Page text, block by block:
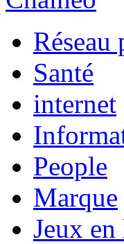
Réseau
Santé
internet
People
Marque
Jeux